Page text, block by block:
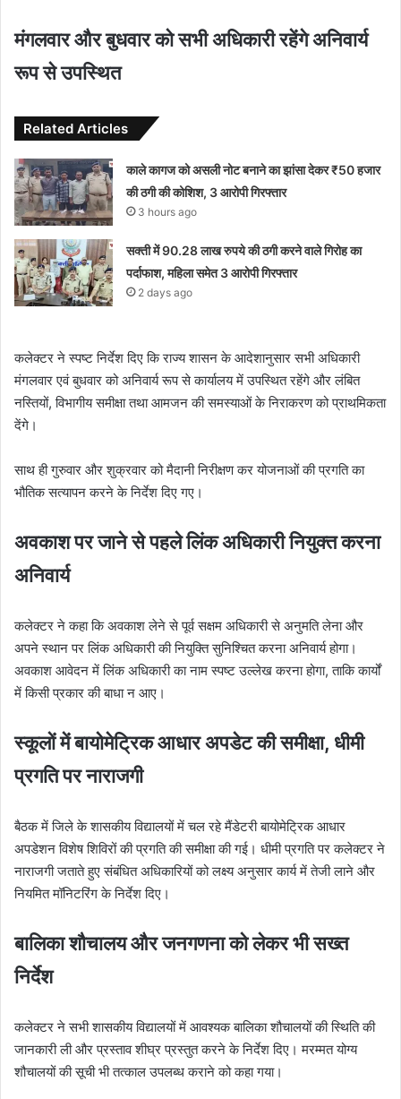
मंगलवार और बुधवार को सभी अधिकारी रहेंगे अनिवार्य
रूप से उपस्थित
Related Articles
काले कागज को असली नोट बनाने का झांसा देकर ₹50 हजार
की ठगी की कोशिश, 3 आरोपी गिरफ्तार
3 hours ago
सक्ती में 90.28 लाख रुपये की ठगी करने वाले गिरोह का
पर्दाफाश, महिला समेत 3 आरोपी गिरफ्तार
2 days ago
कलेक्टर ने स्पष्ट निर्देश दिए कि राज्य शासन के आदेशानुसार सभी अधिकारी
मंगलवार एवं बुधवार को अनिवार्य रूप से कार्यालय में उपस्थित रहेंगे और लंबित
नस्तियों, विभागीय समीक्षा तथा आमजन की समस्याओं के निराकरण को प्राथमिकता
देंगे।
साथ ही गुरुवार और शुक्रवार को मैदानी निरीक्षण कर योजनाओं की प्रगति का
भौतिक सत्यापन करने के निर्देश दिए गए।
अवकाश पर जाने से पहले लिंक अधिकारी नियुक्त करना
अनिवार्य
कलेक्टर ने कहा कि अवकाश लेने से पूर्व सक्षम अधिकारी से अनुमति लेना और
अपने स्थान पर लिंक अधिकारी की नियुक्ति सुनिश्चित करना अनिवार्य होगा।
अवकाश आवेदन में लिंक अधिकारी का नाम स्पष्ट उल्लेख करना होगा, ताकि कार्यों
में किसी प्रकार की बाधा न आए।
स्कूलों में बायोमेट्रिक आधार अपडेट की समीक्षा, धीमी
प्रगति पर नाराजगी
बैठक में जिले के शासकीय विद्यालयों में चल रहे मैंडेटरी बायोमेट्रिक आधार
अपडेशन विशेष शिविरों की प्रगति की समीक्षा की गई। धीमी प्रगति पर कलेक्टर ने
नाराजगी जताते हुए संबंधित अधिकारियों को लक्ष्य अनुसार कार्य में तेजी लाने और
नियमित मॉनिटरिंग के निर्देश दिए।
बालिका शौचालय और जनगणना को लेकर भी सख्त
निर्देश
कलेक्टर ने सभी शासकीय विद्यालयों में आवश्यक बालिका शौचालयों की स्थिति की
जानकारी ली और प्रस्ताव शीघ्र प्रस्तुत करने के निर्देश दिए। मरम्मत योग्य
शौचालयों की सूची भी तत्काल उपलब्ध कराने को कहा गया।